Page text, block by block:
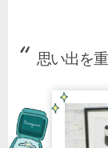
思い出を